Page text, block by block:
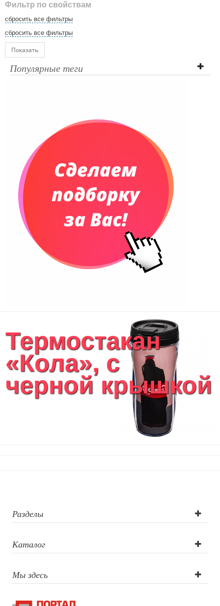
Фильтр по свойствам
сбросить все фильтры
сбросить все фильтры
Показать
Популярные теги
Термостакан
«Кола», с
черной крышкой
Разделы
Каталог
Мы здесь